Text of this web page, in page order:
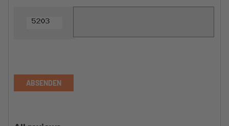
ABSENDEN